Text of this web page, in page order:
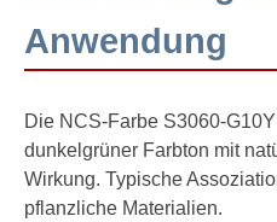
Anwendung
Die NCS-Farbe S3060-
dunkelgrüner Farbton mit
Wirkung. Typische
pflanzliche Materialien.